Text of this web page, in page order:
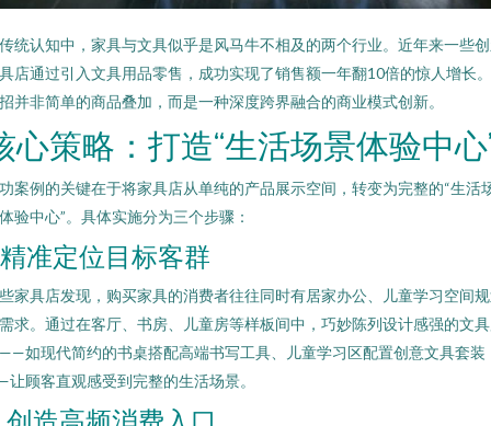
统认知中，家具与文具似乎是风马牛不相及的两个行业。近年来一些
店通过引入文具用品零售，成功实现了销售额一年翻10倍的惊人增长
并非简单的商品叠加，而是一种深度跨界融合的商业模式创新。
心策略：打造“生活场景体验中心
案例的关键在于将家具店从单纯的产品展示空间，转变为完整的“生活
验中心”。具体实施分为三个步骤：
精准定位目标客群
家具店发现，购买家具的消费者往往同时有居家办公、儿童学习空间
求。通过在客厅、书房、儿童房等样板间中，巧妙陈列设计感强的文
如现代简约的书桌搭配高端书写工具、儿童学习区配置创意文具套装
顾客直观感受到完整的生活场景。